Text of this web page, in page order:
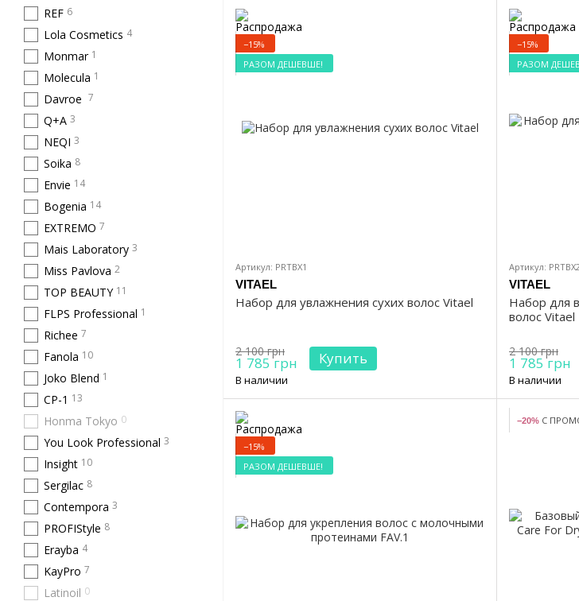
−15%
РАЗОМ ДЕШЕВШЕ!
Артикул: PRTBX1
VITAEL
Набор для увлажнения сухих волос Vitael
2 100 грн
1 785 грн Купить
В наличии
−15%
РАЗОМ
Артикул:
VITAEL
Набор для
волос Vitael
2 100 грн
1 785 грн
В наличии
−15%
РАЗОМ ДЕШЕВШЕ!
−20% С
REF 6
Lola Cosmetics 4
Monmar 1
Molecula 1
Davroe 7
Q+A 3
NEQI 3
Soika 8
Envie 14
Bogenia 14
EXTREMO 7
Mais Laboratory 3
Miss Pavlova 2
TOP BEAUTY 11
FLPS Professional 1
Richee 7
Fanola 10
Joko Blend 1
CP-1 13
Honma Tokyo 0
You Look Professional 3
Insight 10
Sergilac 8
Contempora 3
PROFIStyle 8
Erayba 4
KayPro 7
Latinoil 0